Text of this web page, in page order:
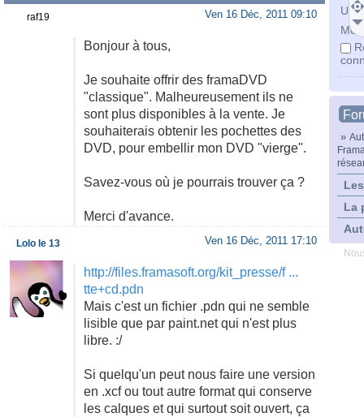
Mot
»
La
Ven 16 Déc, 2011 09:10
Bonjour à tous,
Je souhaite offrir des framaDVD
"classique". Malheureusement ils ne
sont plus disponibles à la vente. Je
souhaiterais obtenir les pochettes des
DVD, pour embellir mon DVD "vierge".
Savez-vous où je pourrais trouver ça ?
Merci d'avance.
raf19
Ven 16 Déc, 2011 17:10
http://files.framasoft.org/kit_presse/f ...
tte+cd.pdn
Mais c'est un fichier .pdn qui ne semble
lisible que par paint.net qui n'est plus
libre. :/
Si quelqu'un peut nous faire une version
en .xcf ou tout autre format qui conserve
les calques et qui surtout soit ouvert, ça
Lolo le 13